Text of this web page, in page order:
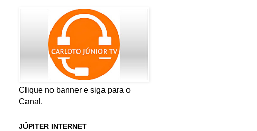
Clique no banner e siga para o
Canal.
JÚPITER INTERNET